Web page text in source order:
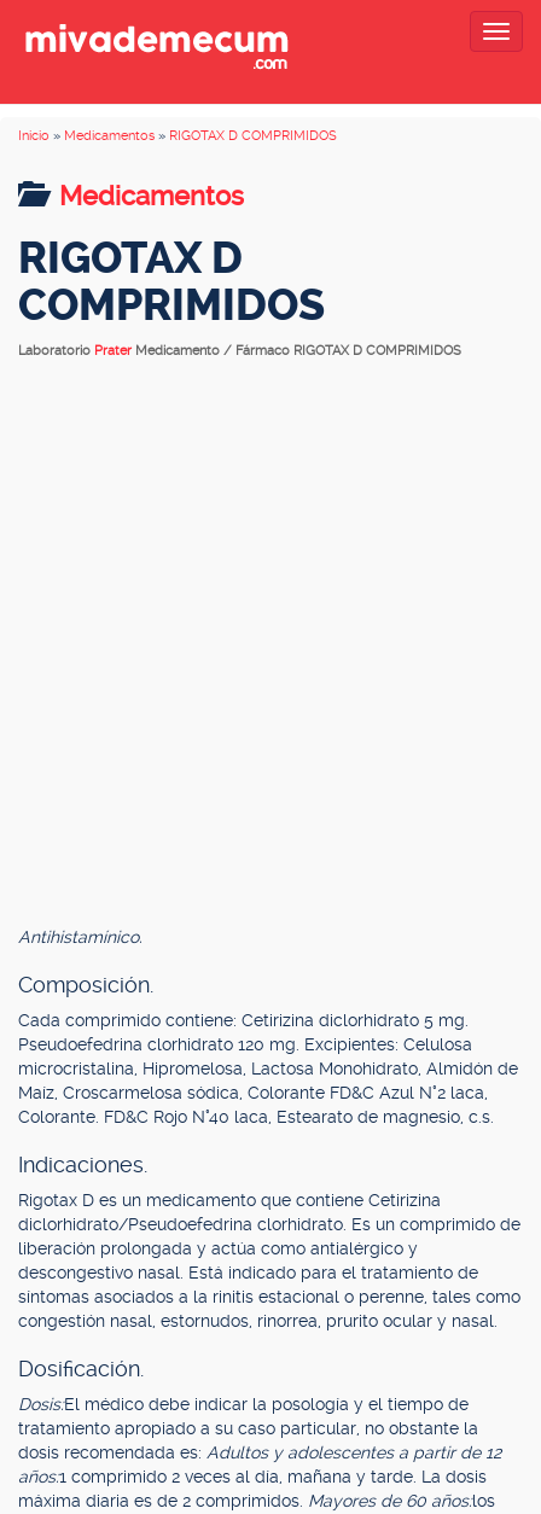
Inicio » Medicamentos » RIGOTAX D COMPRIMIDOS
Medicamentos
RIGOTAX D
COMPRIMIDOS
Laboratorio Prater Medicamento / Fármaco RIGOTAX D COMPRIMIDOS
Antihistamínico.
Composición.
Cada comprimido contiene: Cetirizina diclorhidrato 5 mg.
Pseudoefedrina clorhidrato 120 mg. Excipientes: Celulosa
microcristalina, Hipromelosa, Lactosa Monohidrato, Almidón de
Maíz, Croscarmelosa sódica, Colorante FD&C Azul N°2 laca,
Colorante. FD&C Rojo N°40 laca, Estearato de magnesio, c.s.
Indicaciones.
Rigotax D es un medicamento que contiene Cetirizina
diclorhidrato/Pseudoefedrina clorhidrato. Es un comprimido de
liberación prolongada y actúa como antialérgico y
descongestivo nasal. Está indicado para el tratamiento de
síntomas asociados a la rinitis estacional o perenne, tales como
congestión nasal, estornudos, rinorrea, prurito ocular y nasal.
Dosificación.
Dosis:El médico debe indicar la posología y el tiempo de
tratamiento apropiado a su caso particular, no obstante la
dosis recomendada es: Adultos y adolescentes a partir de 12
años:1 comprimido 2 veces al día, mañana y tarde. La dosis
máxima diaria es de 2 comprimidos. Mayores de 60 años:los